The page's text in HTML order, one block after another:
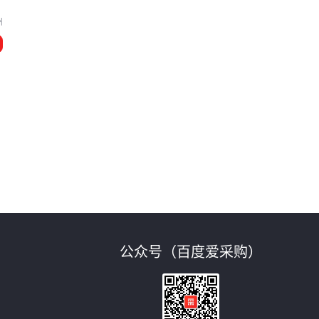
公众号（百度爱采购）